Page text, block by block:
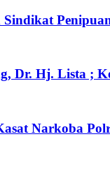
Dr. Hj. Lista ;
Narkoba